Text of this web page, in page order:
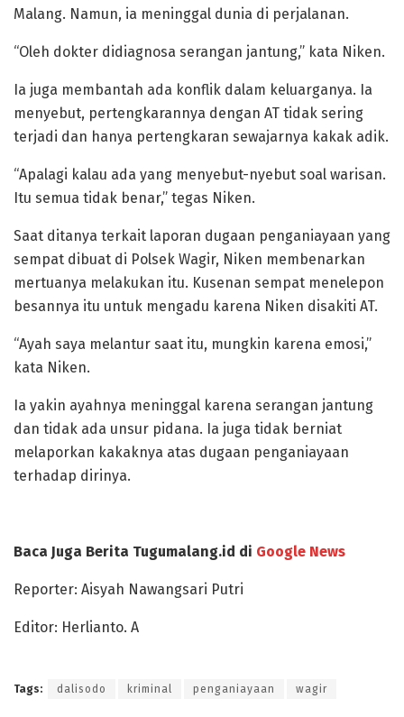
Malang. Namun, ia meninggal dunia di perjalanan.
“Oleh dokter didiagnosa serangan jantung,” kata Niken.
Ia juga membantah ada konflik dalam keluarganya. Ia
menyebut, pertengkarannya dengan AT tidak sering
terjadi dan hanya pertengkaran sewajarnya kakak adik.
“Apalagi kalau ada yang menyebut-nyebut soal warisan.
Itu semua tidak benar,” tegas Niken.
Saat ditanya terkait laporan dugaan penganiayaan yang
sempat dibuat di Polsek Wagir, Niken membenarkan
mertuanya melakukan itu. Kusenan sempat menelepon
besannya itu untuk mengadu karena Niken disakiti AT.
“Ayah saya melantur saat itu, mungkin karena emosi,”
kata Niken.
Ia yakin ayahnya meninggal karena serangan jantung
dan tidak ada unsur pidana. Ia juga tidak berniat
melaporkan kakaknya atas dugaan penganiayaan
terhadap dirinya.
Baca Juga Berita Tugumalang.id di Google News
Reporter: Aisyah Nawangsari Putri
Editor: Herlianto. A
Tags: dalisodo kriminal penganiayaan wagir